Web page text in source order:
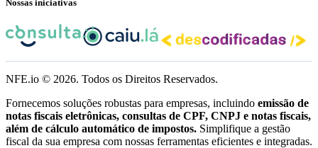
Nossas iniciativas
NFE.io © 2026. Todos os Direitos Reservados.
Fornecemos soluções robustas para empresas, incluindo emissão de
notas fiscais eletrônicas, consultas de CPF, CNPJ e notas fiscais,
além de cálculo automático de impostos. Simplifique a gestão
fiscal da sua empresa com nossas ferramentas eficientes e integradas.